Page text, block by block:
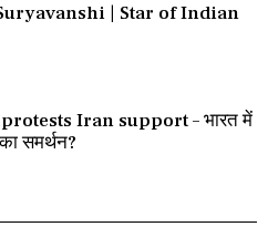
| Star of Indian
Iran support – भारत में
समर्थन?